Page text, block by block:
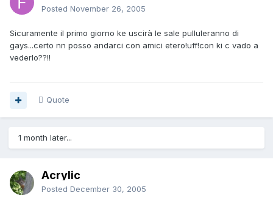
Posted November 26, 2005
Sicuramente il primo giorno ke uscirà le sale pulluleranno di
gays...certo nn posso andarci con amici etero!uff!con ki c vado a
vederlo??!!
Quote
1 month later...
Acrylic
Posted December 30, 2005